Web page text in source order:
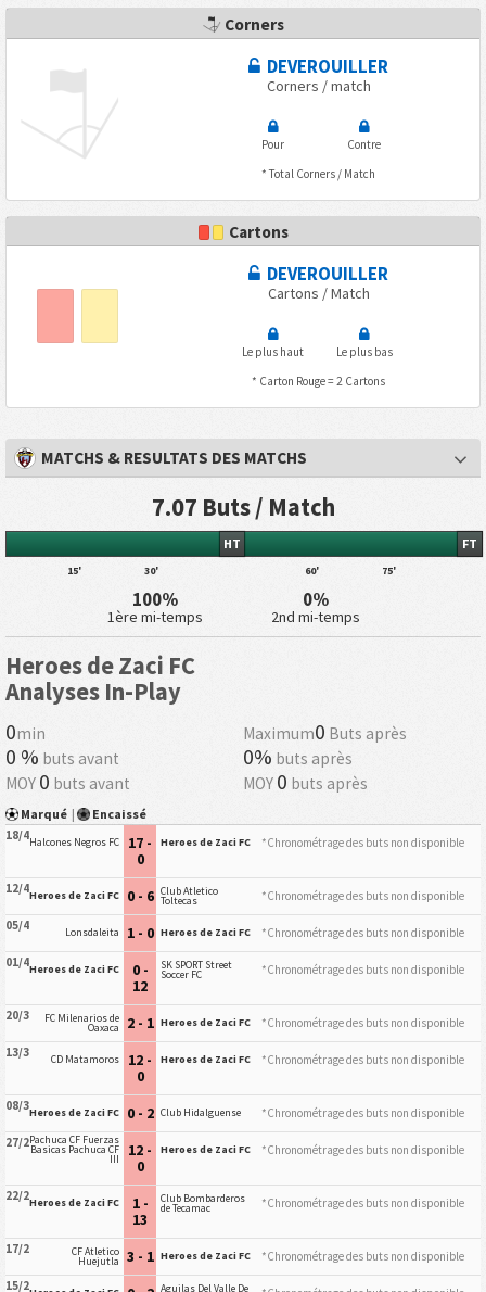
Corners
DEVEROUILLER
Corners / match
Pour
Contre
* Total Corners / Match
Cartons
DEVEROUILLER
Cartons / Match
Le plus haut
Le plus bas
* Carton Rouge = 2 Cartons
MATCHS & RESULTATS DES MATCHS
7.07 Buts / Match
15' 30'
HT
60' 75'
FT
100%
1ère mi-temps
0%
2nd mi-temps
Heroes de Zaci FC
Analyses In-Play
0min Maximum0 Buts après
0 % buts avant 0% buts après
MOY 0 buts avant MOY 0 buts après
Marqué | Encaissé
18/4Halcones Negros FC
17 -
0
Heroes de Zaci FC *Chronométrage des buts non disponible
12/4Heroes de Zaci FC 0 - 6 Club Atletico
Toltecas
*Chronométrage des buts non disponible
05/4
Lonsdaleita 1 - 0 Heroes de Zaci FC
*Chronométrage des buts non disponible
01/4Heroes de Zaci FC
0 -
12
SK SPORT Street
Soccer FC *Chronométrage des buts non disponible
20/3 FC Milenarios de
Oaxaca 2 - 1 Heroes de Zaci FC
*Chronométrage des buts non disponible
13/3
CD Matamoros
12 -
0
Heroes de Zaci FC *Chronométrage des buts non disponible
08/3Heroes de Zaci FC 0 - 2 Club Hidalguense
*Chronométrage des buts non disponible
27/2Pachuca CF Fuerzas
Basicas Pachuca CF
III
12 -
0
Heroes de Zaci FC *Chronométrage des buts non disponible
22/2Heroes de Zaci FC
1 -
13
Club Bombarderos
de Tecamac *Chronométrage des buts non disponible
17/2 CF Atletico
Huejutla 3 - 1 Heroes de Zaci FC
*Chronométrage des buts non disponible
15/2
Aguilas Del Valle De